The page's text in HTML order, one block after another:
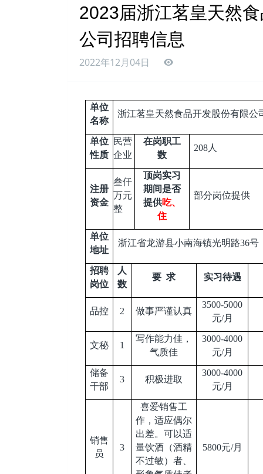
2023届浙江茗皇天然
公司招聘信息
2022年12月04日
单位
名称
浙江茗皇天然食品开发股份有限公
单位
性质
民营
企业
在岗职工
数
208人
注册
资金
叁仟
万元
整
顶岗实习
期间是否
提供吃、
住
部分岗位提供
单位
地址
浙江省龙游县小南海镇光明路36号
招聘
岗位
人
数
要 求 实习待遇
品控 2 做事严谨认真
3500-5000
元/月
文秘 1
写作能力佳，
气质佳
3000-4000
元/月
储备
干部
3 积极进取
3000-4000
元/月
销售
员
3
喜爱销售工
作，适应偶尔
出差。可以适
量饮酒（酒精
不过敏）者、
5800元/月